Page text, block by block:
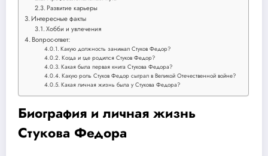
Развитие карьеры
Интересные факты
Хобби и увлечения
Вопрос-ответ:
Какую должность занимал Стуков Федор?
Когда и где родился Стуков Федор?
Какая была первая книга Стукова Федора?
Какую роль Стуков Федор сыграл в Великой Отечественной войне?
Какая личная жизнь была у Стукова Федора?
Биография и личная жизнь
Стукова Федора